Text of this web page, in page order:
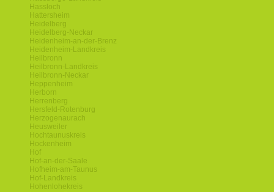
Hassloch
Hattersheim
Heidelberg
Heidelberg-Neckar
Heidenheim-an-der-Brenz
Heidenheim-Landkreis
Heilbronn
Heilbronn-Landkreis
Heilbronn-Neckar
Heppenheim
Herborn
Herrenberg
Hersfeld-Rotenburg
Herzogenaurach
Heusweiler
Hochtaunuskreis
Hockenheim
Hof
Hof-an-der-Saale
Hofheim-am-Taunus
Hof-Landkreis
Hohenlohekreis